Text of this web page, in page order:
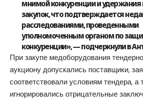
мнимой конкуренции и удержания
закупок, что подтверждается
расследованиями, проведенными
уполномоченным органом по
конкуренции», — подчеркнули в
При закупе медоборудования
аукциону допускались поставщики,
соответствовали условиям тендера, а
игнорировались отрицательные